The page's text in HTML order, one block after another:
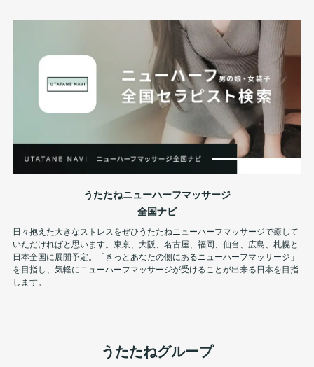
うたたねニューハーフマッサージ
全国ナビ
日々抱えた大きなストレスをぜひうたたねニューハーフマッサージで癒して
いただければと思います。東京、大阪、名古屋、福岡、仙台、広島、札幌と
日本全国に展開予定。「きっとあなたの側にあるニューハーフマッサージ」
を目指し、気軽にニューハーフマッサージが受けることが出来る日本を目指
します。
うたたねグループ